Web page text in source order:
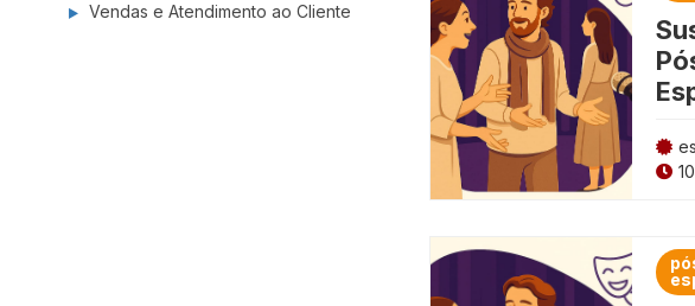
Vendas e Atendimento ao Cliente